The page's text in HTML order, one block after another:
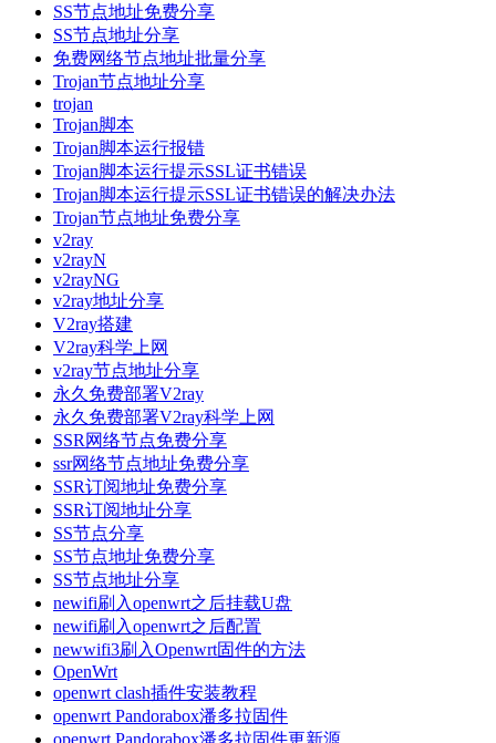
SS节点地址免费分享
SS节点地址分享
免费网络节点地址批量分享
Trojan节点地址分享
trojan
Trojan脚本
Trojan脚本运行报错
Trojan脚本运行提示SSL证书错误
Trojan脚本运行提示SSL证书错误的解决办法
Trojan节点地址免费分享
v2ray
v2rayN
v2rayNG
v2ray地址分享
V2ray搭建
V2ray科学上网
v2ray节点地址分享
永久免费部署V2ray
永久免费部署V2ray科学上网
SSR网络节点免费分享
ssr网络节点地址免费分享
SSR订阅地址免费分享
SSR订阅地址分享
SS节点分享
SS节点地址免费分享
SS节点地址分享
newifi刷入openwrt之后挂载U盘
newifi刷入openwrt之后配置
newwifi3刷入Openwrt固件的方法
OpenWrt
openwrt clash插件安装教程
openwrt Pandorabox潘多拉固件
openwrt Pandorabox潘多拉固件更新源